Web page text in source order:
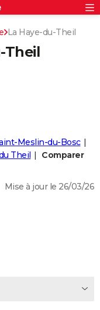
Rechercher
La Haye-du-Theil
Theil
Meslin-du-Bosc
Theil
Comparer
Mise à jour le 26/03/26